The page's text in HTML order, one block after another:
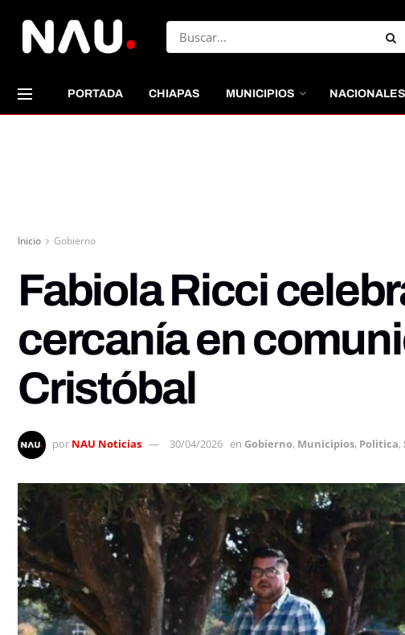
PORTADA CHIAPAS MUNICIPIOS NACIONALES
Inicio Gobierno
Fabiola Ricci
cercanía en
Cristóbal
por NAU Noticias 30/04/2026 en Gobierno, Municipios, Politica,